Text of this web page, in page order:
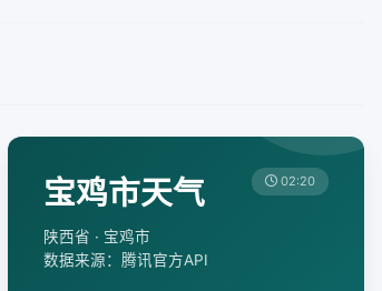
宝鸡市天气
陕西省 · 宝鸡市
数据来源：腾讯官方API
02:20